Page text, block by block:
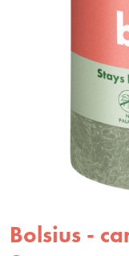
Bolsius -